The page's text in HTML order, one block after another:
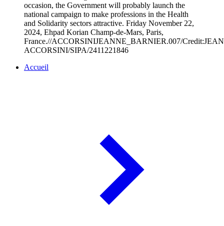
occasion, the Government will probably launch the
national campaign to make professions in the Health
and Solidarity sectors attractive. Friday November 22,
2024, Ehpad Korian Champ-de-Mars, Paris,
France.//ACCORSINIJEANNE_BARNIER.007/
ACCORSINI/SIPA/2411221846
Accueil